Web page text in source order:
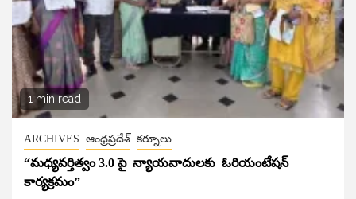
1 min read
ARCHIVES ఆంధ్రప్రదేశ్ కర్నూలు
“మధ్యవర్తిత్వం 3.0 పై న్యాయవాదులకు ఓరియంటేషన్
కార్యక్రమం”